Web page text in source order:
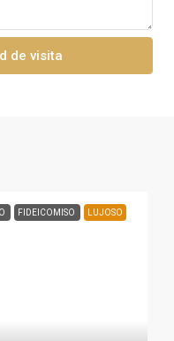
de visita
FIDEICOMISO LUJOSO